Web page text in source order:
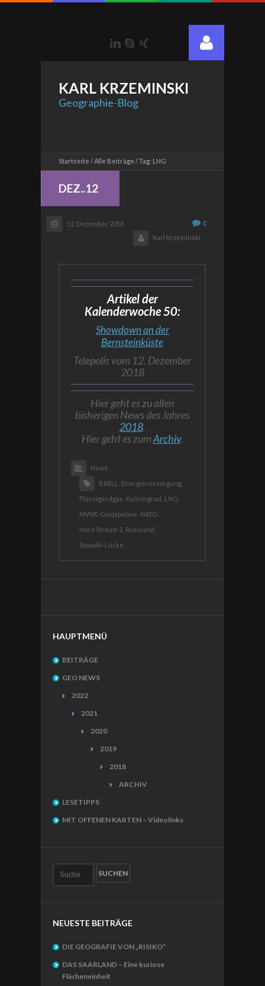
LinkedIn
Skype
KARL KRZEMINSKI
Geographie-Blog
Startseite Alle Beiträge Tag: LNG
DEZ..12
12. Dezember 2018
0
Karl Krzeminski
Artikel der
Kalenderwoche 50:
Showdown an der
Bernsteinküste
Telepolis vom 12. Dezember
2018
Hier geht es zu allen
bisherigen News des Jahres
2018.
Hier geht es zumArchiv.
News
BRELL,
Energieversorgung,
Flüssigerdgas, Kaliningrad, LNG,
MVVK-Gaspipeline, NATO,
Nord Stream 2, Russland,
Suwalki-Lücke
HAUPTMENÜ
BEITRÄGE
GEO NEWS
2022
2021
2020
2019
2018
ARCHIV
LESETIPPS
MIT OFFENEN KARTEN – Videolinks
NEUESTE BEITRÄGE
DIE GEOGRAFIE VON „RISIKO“
DAS SAARLAND – Eine kuriose
Flächeneinheit